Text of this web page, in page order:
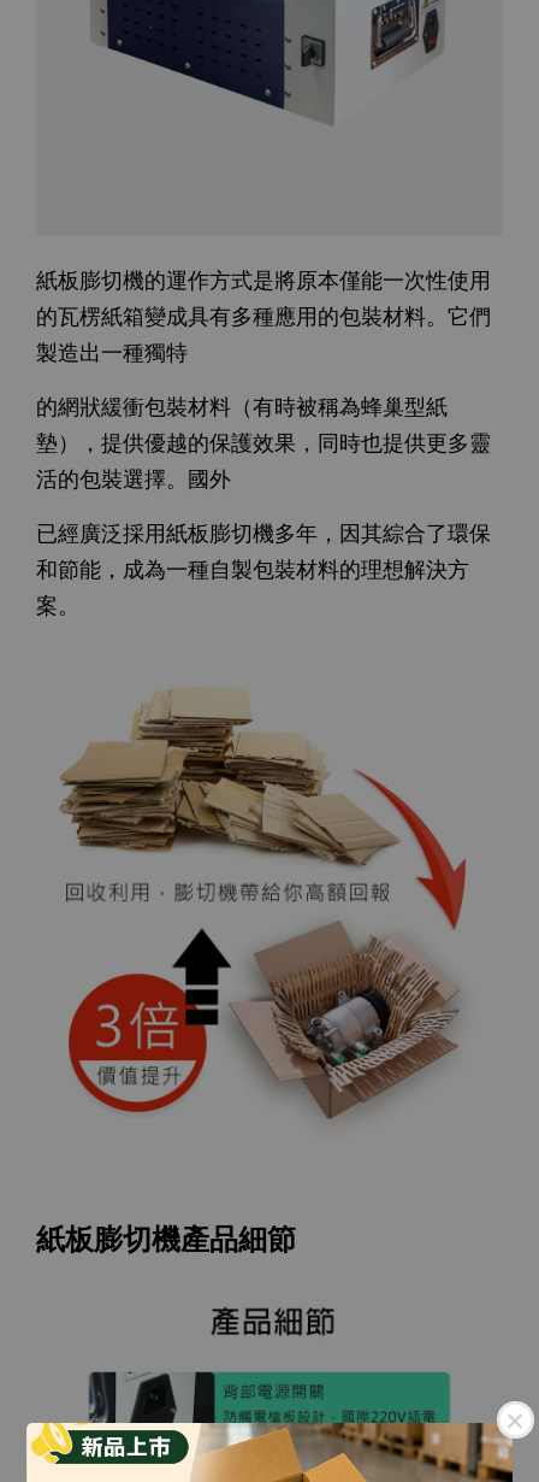
紙板膨切機的運作方式是將原本僅能一次性使用
的瓦楞紙箱變成具有多種應用的包裝材料。它們
製造出一種獨特
的網狀緩衝包裝材料（有時被稱為蜂巢型紙
墊），提供優越的保護效果，同時也提供更多靈
活的包裝選擇。國外
已經廣泛採用紙板膨切機多年，因其綜合了環保
和節能，成為一種自製包裝材料的理想解決方
案。
紙板膨切機產品細節